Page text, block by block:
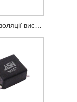
Модулі ізоляції високої напруги